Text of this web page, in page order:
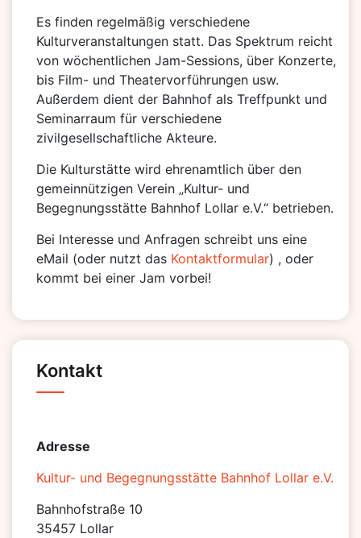
Es finden regelmäßig verschiedene
Kulturveranstaltungen statt. Das Spektrum reicht
von wöchentlichen Jam-Sessions, über Konzerte,
bis Film- und Theatervorführungen usw.
Außerdem dient der Bahnhof als Treffpunkt und
Seminarraum für verschiedene
zivilgesellschaftliche Akteure.
Die Kulturstätte wird ehrenamtlich über den
gemeinnützigen Verein „Kultur- und
Begegnungsstätte Bahnhof Lollar e.V.“ betrieben.
Bei Interesse und Anfragen schreibt uns eine
eMail (oder nutzt das Kontaktformular) , oder
kommt bei einer Jam vorbei!
Kontakt
Adresse
Kultur- und Begegnungsstätte Bahnhof Lollar e.V.
Bahnhofstraße 10
35457 Lollar